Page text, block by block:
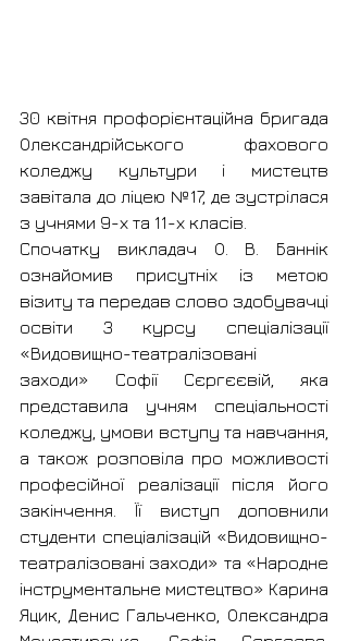
30 квітня профорієнтаційна бригада
Олександрійського фахового
коледжу культури і мистецтв
завітала до ліцею №17, де зустрілася
з учнями 9-х та 11-х класів.
Спочатку викладач О. В. Баннік
ознайомив присутніх із метою
візиту та передав слово здобувачці
освіти 3 курсу спеціалізації
«Видовищно-театралізовані
заходи» Софії Сєргєєвій, яка
представила учням спеціальності
коледжу, умови вступу та навчання,
а також розповіла про можливості
професійної реалізації після його
закінчення. Її виступ доповнили
студенти спеціалізацій «Видовищно-
театралізовані заходи» та «Народне
інструментальне мистецтво» Карина
Яцик, Денис Гальченко, Олександра